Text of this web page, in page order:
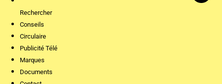
Rechercher
Conseils
Circulaire
Publicité Télé
Marques
Documents